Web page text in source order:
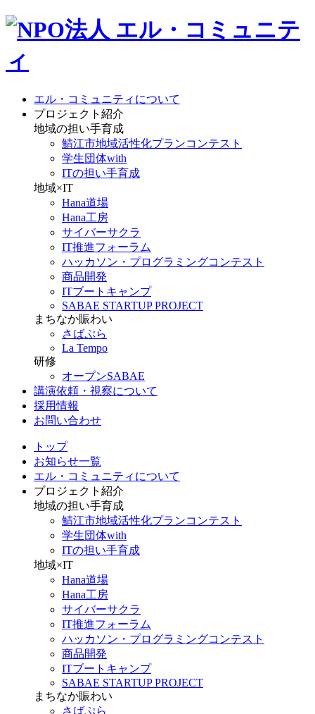
エル・コミュニティについて
プロジェクト紹介
地域の担い手育成
鯖江市地域活性化プランコンテスト
学生団体with
ITの担い手育成
地域×IT
Hana道場
Hana工房
サイバーサクラ
IT推進フォーラム
ハッカソン・プログラミングコンテスト
商品開発
ITブートキャンプ
SABAE STARTUP PROJECT
まちなか賑わい
さばぷら
La Tempo
研修
オープンSABAE
講演依頼・視察について
採用情報
お問い合わせ
トップ
お知らせ一覧
エル・コミュニティについて
プロジェクト紹介
地域の担い手育成
鯖江市地域活性化プランコンテスト
学生団体with
ITの担い手育成
地域×IT
Hana道場
Hana工房
サイバーサクラ
IT推進フォーラム
ハッカソン・プログラミングコンテスト
商品開発
ITブートキャンプ
SABAE STARTUP PROJECT
まちなか賑わい
さばぷら